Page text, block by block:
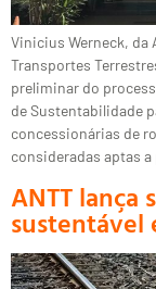
Vinicius Werneck, da
Transportes
preliminar do
de Sustentabilidade
concessionárias de
consideradas aptas
ANTT lança
sustentável